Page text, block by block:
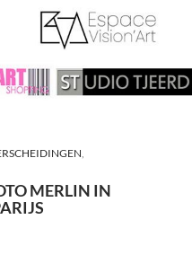
,
MERLIN IN